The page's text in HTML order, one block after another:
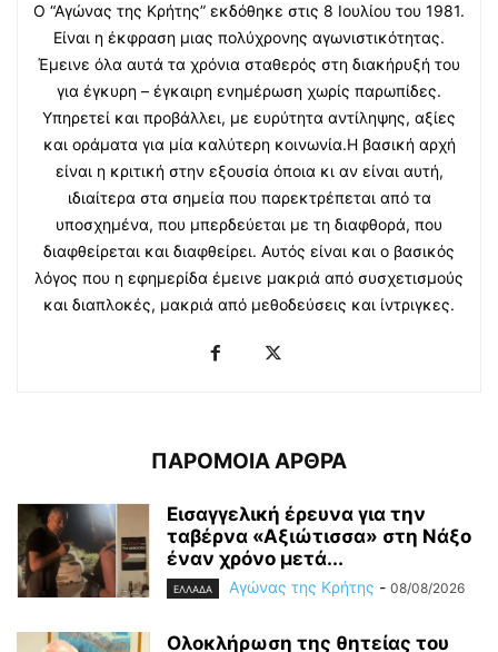
Ο “Αγώνας της Κρήτης” εκδόθηκε στις 8 Ιουλίου του 1981.
Είναι η έκφραση μιας πολύχρονης αγωνιστικότητας.
Έμεινε όλα αυτά τα χρόνια σταθερός στη διακήρυξή του
για έγκυρη – έγκαιρη ενημέρωση χωρίς παρωπίδες.
Υπηρετεί και προβάλλει, με ευρύτητα αντίληψης, αξίες
και οράματα για μία καλύτερη κοινωνία.Η βασική αρχή
είναι η κριτική στην εξουσία όποια κι αν είναι αυτή,
ιδιαίτερα στα σημεία που παρεκτρέπεται από τα
υποσχημένα, που μπερδεύεται με τη διαφθορά, που
διαφθείρεται και διαφθείρει. Αυτός είναι και ο βασικός
λόγος που η εφημερίδα έμεινε μακριά από συσχετισμούς
και διαπλοκές, μακριά από μεθοδεύσεις και ίντριγκες.
ΠΑΡΟΜΟΙΑ ΑΡΘΡΑ
Εισαγγελική έρευνα για την
ταβέρνα «Αξιώτισσα» στη Νάξο
έναν χρόνο μετά...
ΕΛΛΑΔΑ Αγώνας της Κρήτης - 08/08/2026
Ολοκλήρωση της θητείας του